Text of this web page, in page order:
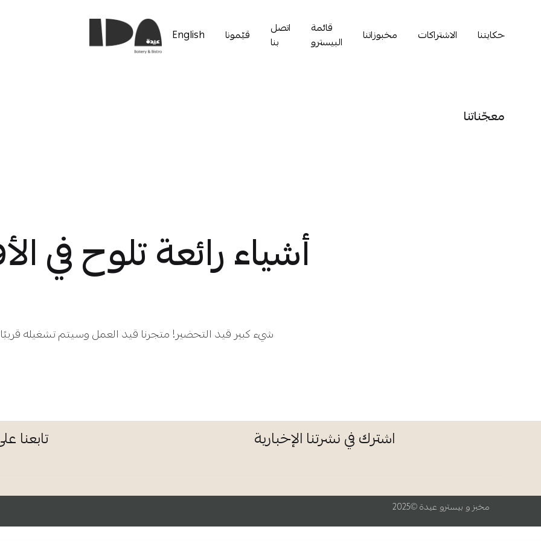
حكايتنا الاشتراكات مخبوزاتنا
قائمة
البيسترو
اتصل
بنا
قيّمونا English
معجّناتنا
أشياء رائعة تلوح في
شيء كبير قيد التحضير! متجرنا قيد العمل وسيتم تشغيله
اشترك في نشرتنا الإخبارية تابعنا
مخبز و بيسترو عيدة ©2025